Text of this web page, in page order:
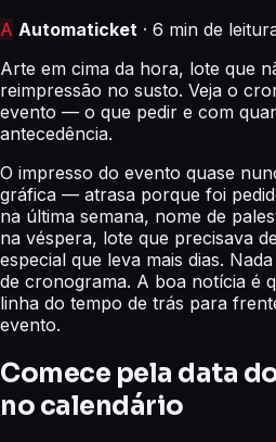
A Automaticket · 6 min de
Arte em cima da hora, lote que
reimpressão no susto. Veja o
evento — o que pedir e com
antecedência.
O impresso do evento quase
gráfica — atrasa porque foi
na última semana, nome de
na véspera, lote que precisava
especial que leva mais dias.
de cronograma. A boa notícia é
linha do tempo de trás para
evento.
Comece pela data
no calendário